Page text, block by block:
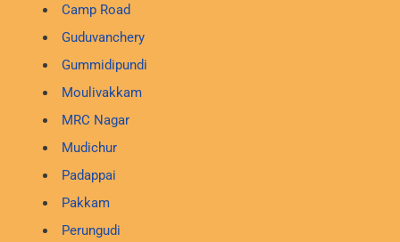
Camp Road
Guduvanchery
Gummidipundi
Moulivakkam
MRC Nagar
Mudichur
Padappai
Pakkam
Perungudi